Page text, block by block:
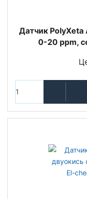
Датчик PolyXeta
0-20 ppm,